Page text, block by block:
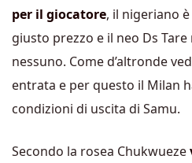
per il giocatore, il nigeriano
giusto prezzo e il neo Ds
nessuno. Come d’altronde
entrata e per questo il Milan
condizioni di uscita di Samu.
Secondo la rosea Chukwueze